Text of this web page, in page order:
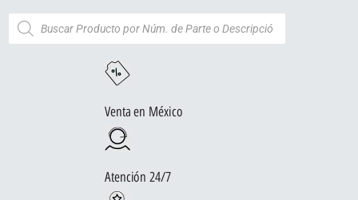
Venta en México
Atención 24/7